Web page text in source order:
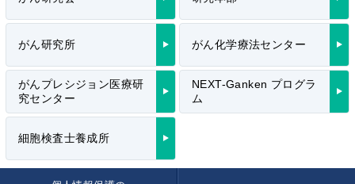
がん研究所 がん化学療法センター
がんプレシジョン医療研
究センター
NEXT-Ganken プログラ
ム
細胞検査士養成所